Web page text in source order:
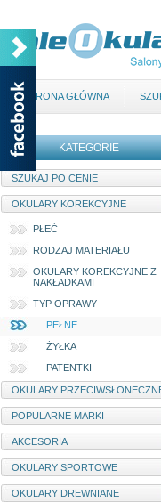
STRONA GŁÓWNA
KATEGORIE
SZUKAJ PO CENIE
OKULARY KOREKCYJNE
PŁEĆ
RODZAJ MATERIAŁU
OKULARY KOREKCYJNE Z
NAKŁADKAMI
TYP OPRAWY
PEŁNE
ŻYŁKA
PATENTKI
OKULARY
POPULARNE MARKI
AKCESORIA
OKULARY SPORTOWE
OKULARY DREWNIANE